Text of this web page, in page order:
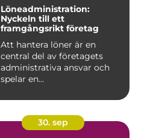
Löneadministration:
Nyckeln till ett
framgångsrikt företag
Att hantera löner är en
central del av företagets
administrativa ansvar och
spelar en...
30. sep